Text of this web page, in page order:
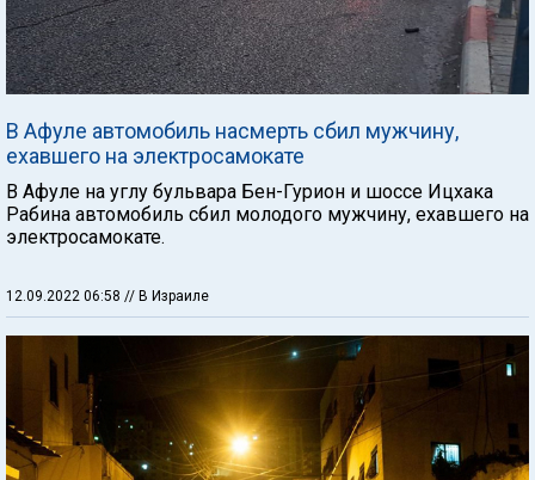
В Афуле автомобиль насмерть сбил мужчину,
ехавшего на электросамокате
В Афуле на углу бульвара Бен-Гурион и шоссе Ицхака
Рабина автомобиль сбил молодого мужчину, ехавшего на
электросамокате.
12.09.2022 06:58 // В Израиле